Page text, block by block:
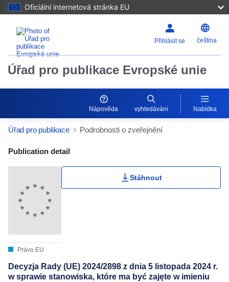
Oficiální internetová stránka EU
Přihlásit se čeština
Úřad pro publikace Evropské unie
Nápověda vyhledávání Nabídka
Úřad pro publikace Podrobnosti o zveřejnění
Publication Detail Actions Portlet
Publication detail
Právo EU
Stáhnout
Decyzja Rady (UE) 2024/2898 z dnia 5 listopada 2024 r.
w sprawie stanowiska, które ma być zajęte w imieniu